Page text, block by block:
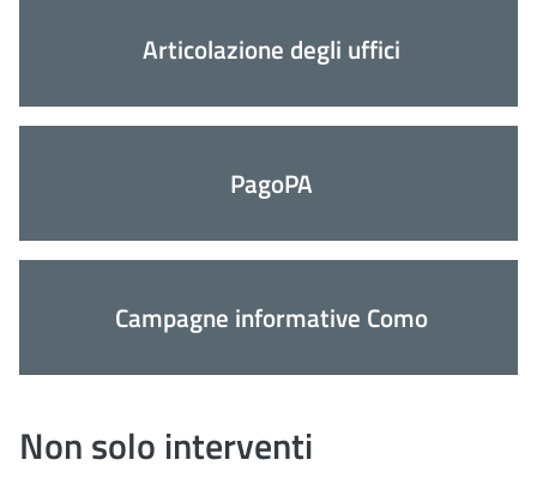
Articolazione degli uffici
PagoPA
Campagne informative Como
Non solo interventi